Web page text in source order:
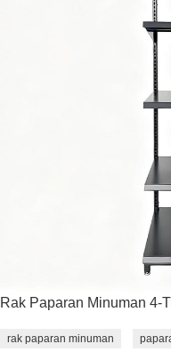
Rak Paparan Minuman 4-
rak paparan minuman